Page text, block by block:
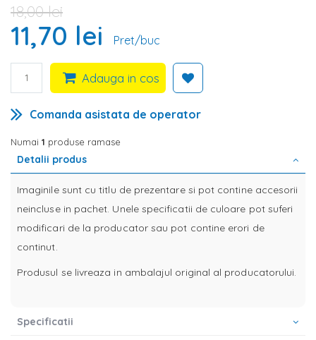
gallery
18,00 lei
11,70 lei Pret/buc
Adauga in cos
Comanda asistata de operator
Numai 1 produse ramase
Detalii produs
Imaginile sunt cu titlu de prezentare si pot contine accesorii
neincluse in pachet. Unele specificatii de culoare pot suferi
modificari de la producator sau pot contine erori de
continut.
Produsul se livreaza in ambalajul original al producatorului.
Specificatii